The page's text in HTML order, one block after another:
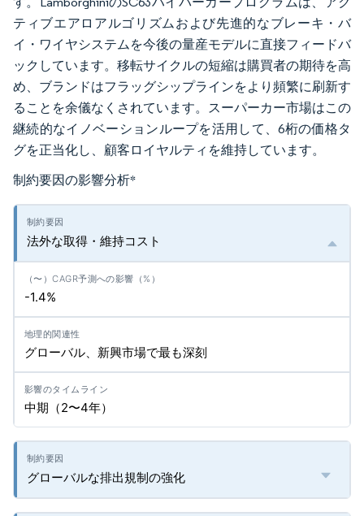
ティブエアロアルゴリズムおよび先進的なブレーキ・バ
イ・ワイヤシステムを今後の量産モデルに直接フィードバ
ックしています。移転サイクルの短縮は購買者の期待を高
め、ブランドはフラッグシップラインをより頻繁に刷新す
ることを余儀なくされています。スーパーカー市場はこの
継続的なイノベーションループを活用して、6桁の価格タ
グを正当化し、顧客ロイヤルティを維持しています。
制約要因の影響分析*
法外な取得・維持コスト
-1.4%
グローバル、新興市場で最も深刻
中期（2〜4年）
グローバルな排出規制の強化